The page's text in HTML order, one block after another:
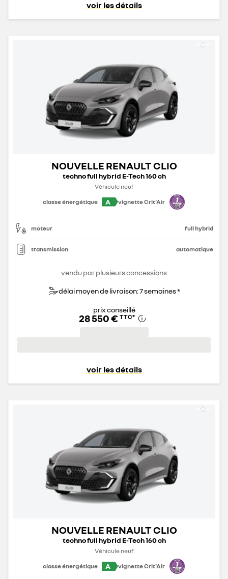
voir les détails
NOUVELLE RENAULT CLIO
techno full hybrid E-Tech 160 ch
Véhicule neuf
classe énergétique
A vignette Crit'Air
moteur full hybrid
transmission automatique
vendu par plusieurs concessions
délai moyen de livraison: 7 semaines *
prix conseillé
28 550 € TTC*
voir les détails
NOUVELLE RENAULT CLIO
techno full hybrid E-Tech 160 ch
Véhicule neuf
classe énergétique
A vignette Crit'Air